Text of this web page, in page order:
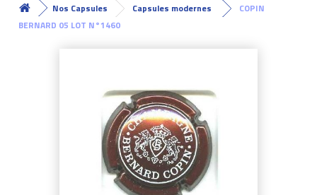
Nos Capsules Capsules modernes
COPIN
BERNARD 05 LOT N°1460